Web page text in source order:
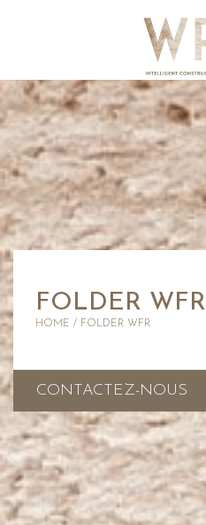
FOLDER WFR
HOME / FOLDER WFR
CONTACTEZ-NOUS